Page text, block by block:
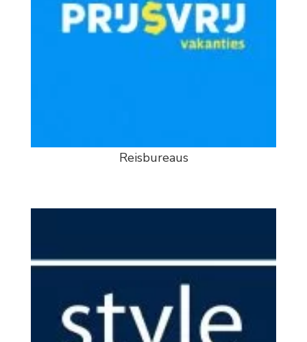
Reisbureaus